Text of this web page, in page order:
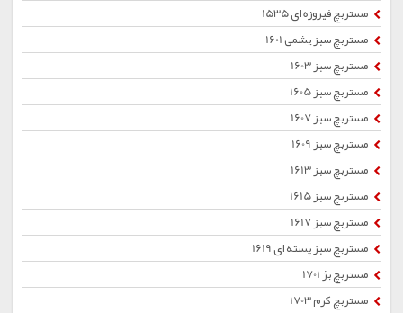
مستربچ فیروزه ای 1535
مستربچ سبز یشمی 1601
مستربچ سبز 1603
مستربچ سبز 1605
مستربچ سبز 1607
مستربچ سبز 1609
مستربچ سبز 1613
مستربچ سبز 1615
مستربچ سبز 1617
مستربچ سبز پسته ای 1619
مستربچ بژ 1701
مستربچ کرم 1703